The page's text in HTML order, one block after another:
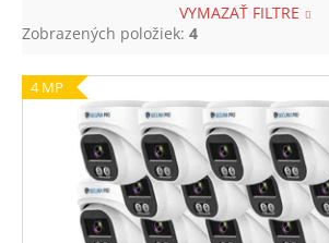
VYMAZAŤ FILTRE
Zobrazených položiek: 4
V4 MP